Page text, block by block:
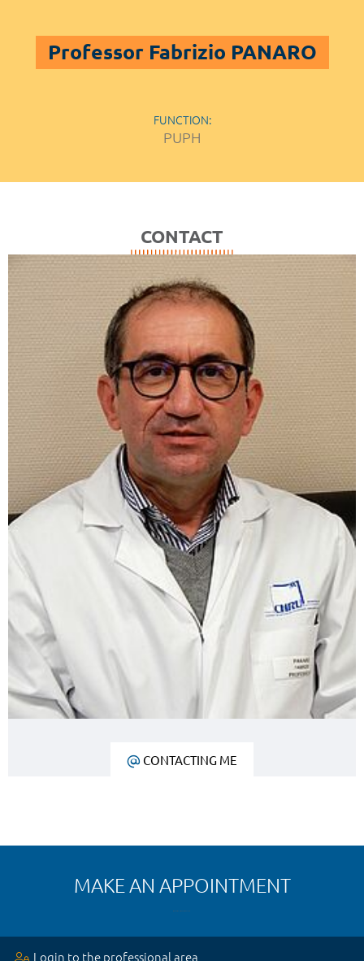
Professor Fabrizio PANARO
FUNCTION:
PUPH
CONTACT
CONTACTING ME
MAKE AN APPOINTMENT
Login to the professional area